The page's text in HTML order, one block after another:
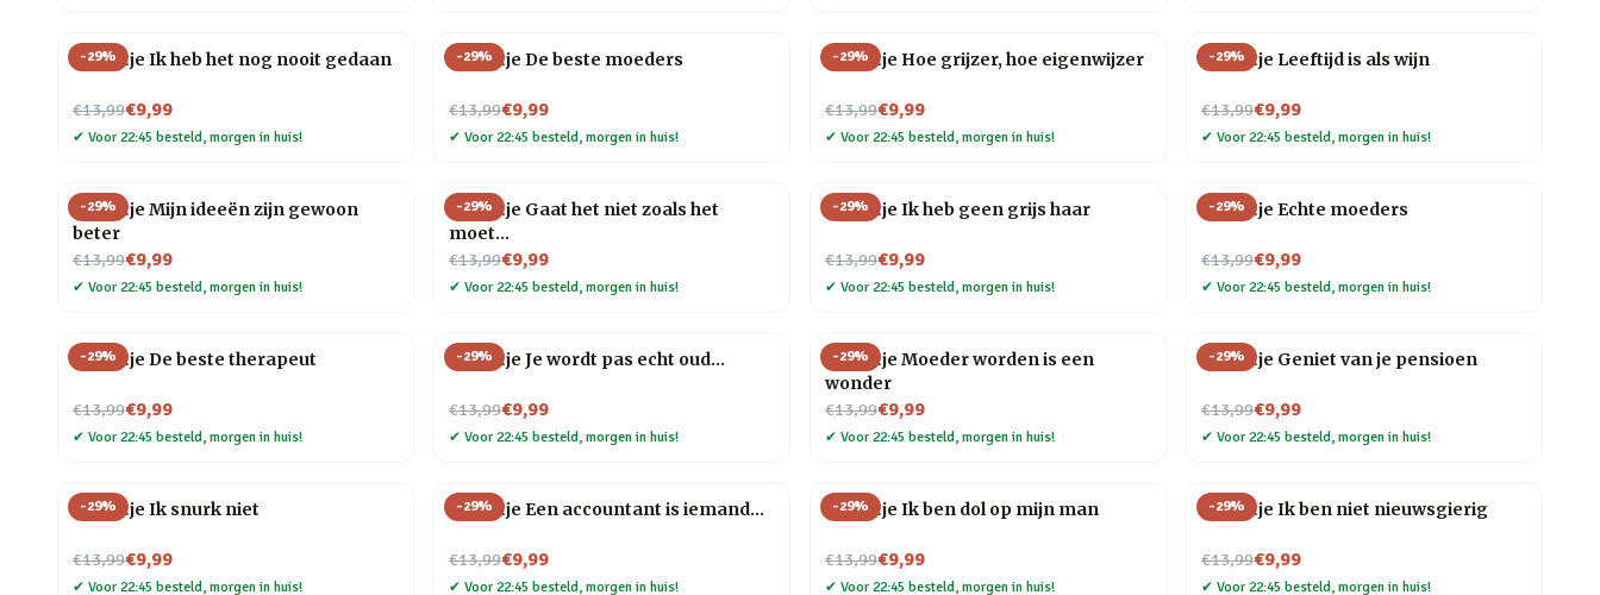
-29%
Tegeltje Ik heb het nog nooit gedaan
€13,99
Nu voor€9,99
✔ Voor 22:45 besteld, morgen in huis!
-29%
Tegeltje De beste moeders
€13,99
Nu voor€9,99
✔ Voor 22:45 besteld, morgen in huis!
-29%
Tegeltje Hoe grijzer, hoe eigenwijzer
€13,99
Nu voor€9,99
✔ Voor 22:45 besteld, morgen in huis!
-29%
Tegeltje Leeftijd is als wijn
€13,99
Nu voor€9,99
✔ Voor 22:45 besteld, morgen in huis!
-29%
Tegeltje Mijn ideeën zijn gewoon
beter
€13,99
Nu voor€9,99
✔ Voor 22:45 besteld, morgen in huis!
-29%
Tegeltje Gaat het niet zoals het
moet…
€13,99
Nu voor€9,99
✔ Voor 22:45 besteld, morgen in huis!
-29%
Tegeltje Ik heb geen grijs haar
€13,99
Nu voor€9,99
✔ Voor 22:45 besteld, morgen in huis!
-29%
Tegeltje Echte moeders
€13,99
Nu voor€9,99
✔ Voor 22:45 besteld, morgen in huis!
-29%
Tegeltje De beste therapeut
€13,99
Nu voor€9,99
✔ Voor 22:45 besteld, morgen in huis!
-29%
Tegeltje Je wordt pas echt oud…
€13,99
Nu voor€9,99
✔ Voor 22:45 besteld, morgen in huis!
-29%
Tegeltje Moeder worden is een
wonder
€13,99
Nu voor€9,99
✔ Voor 22:45 besteld, morgen in huis!
-29%
Tegeltje Geniet van je pensioen
€13,99
Nu voor€9,99
✔ Voor 22:45 besteld, morgen in huis!
-29%
Tegeltje Ik snurk niet
€13,99
Nu voor€9,99
✔ Voor 22:45 besteld, morgen in huis!
-29%
Tegeltje Een accountant is iemand…
€13,99
Nu voor€9,99
✔ Voor 22:45 besteld, morgen in huis!
-29%
Tegeltje Ik ben dol op mijn man
€13,99
Nu voor€9,99
✔ Voor 22:45 besteld, morgen in huis!
-29%
Tegeltje Ik ben niet nieuwsgierig
€13,99
Nu voor€9,99
✔ Voor 22:45 besteld, morgen in huis!